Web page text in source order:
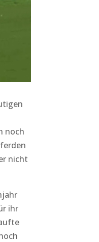
noch
nicht
ihr